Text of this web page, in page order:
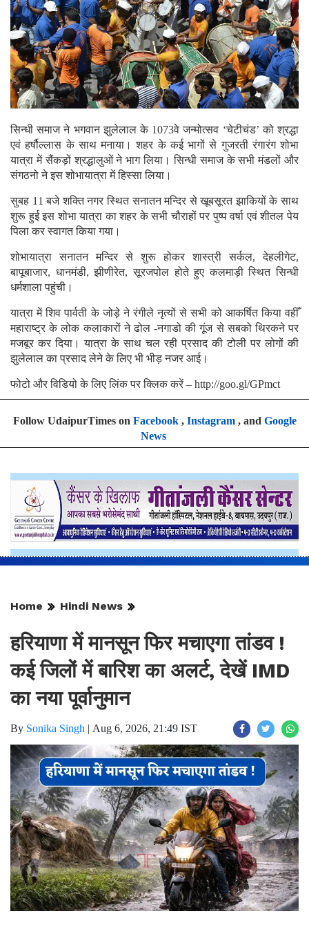
सिन्धी समाज ने भगवान झुलेलाल के 1073वे जन्मोत्सव ‘चेटीचंड’ को श्रद्धा
एवं हर्षौल्लास के साथ मनाया। शहर के कई भागों से गुजरती रंगारंग शोभा
यात्रा में सैंकड़ों श्रद्धालुओं ने भाग लिया। सिन्धी समाज के सभी मंडलों और
संगठनो ने इस शोभायात्रा में हिस्सा लिया।
सुबह 11 बजे शक्ति नगर स्थित सनातन मन्दिर से खूबसूरत झाकियों के साथ
शुरू हुई इस शोभा यात्रा का शहर के सभी चौराहों पर पुष्प वर्षा एवं शीतल पेय
पिला कर स्वागत किया गया।
शोभायात्रा सनातन मन्दिर से शुरू होकर शास्त्री सर्कल, देहलीगेट,
बापूबाजार, धानमंडी, झीणीरेत, सूरजपोल होते हुए कलमाड़ी स्थित सिन्धी
धर्मशाला पहुंची।
यात्रा में शिव पार्वती के जोड़े ने रंगीले नृत्यों से सभी को आकर्षित किया वहीँ
महाराष्ट्र के लोक कलाकारों ने ढोल -नगाडो की गूंज से सबको थिरकने पर
मजबूर कर दिया। यात्रा के साथ चल रही प्रसाद की टोली पर लोगों की
झुलेलाल का प्रसाद लेने के लिए भी भीड़ नजर आई।
फोटो और विडियो के लिए लिंक पर क्लिक करें – http://goo.gl/GPmct
Follow UdaipurTimes on Facebook, Instagram, and Google
News
Home Hindi News
हरियाणा में मानसून फिर मचाएगा तांडव !
कई जिलों में बारिश का अलर्ट, देखें IMD
का नया पूर्वानुमान
By Sonika Singh | Aug 6, 2026, 21:49 IST